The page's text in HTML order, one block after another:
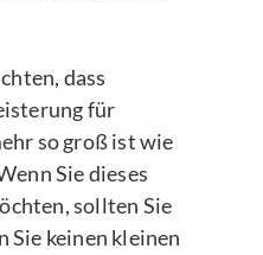
dass
für
so groß ist wie
Sie dieses
sollten Sie
Sie keinen kleinen